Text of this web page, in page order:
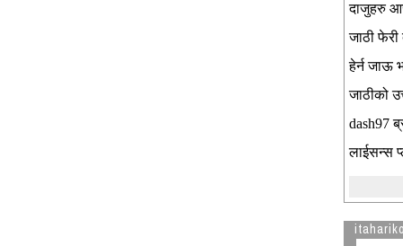
दाजुहरु
जाठी
हेर्न जाऊ
जाठीको
dash97
लाईसन्स
itahariko